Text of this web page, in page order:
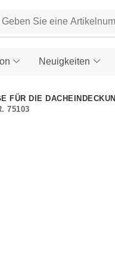
Neuigkeiten
FÜR DIE
75103